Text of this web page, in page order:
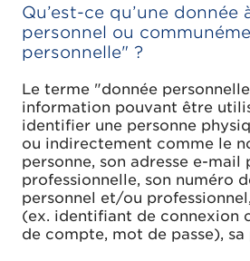
Qu’est-ce qu’une donnée
personnel ou
personnelle" ?
Le terme "donnée
information pouvant être
identifier une personne
ou indirectement comme le
personne, son adresse e-
professionnelle, son numéro
personnel et/ou
(ex. identifiant de connexion
de compte, mot de passe), sa